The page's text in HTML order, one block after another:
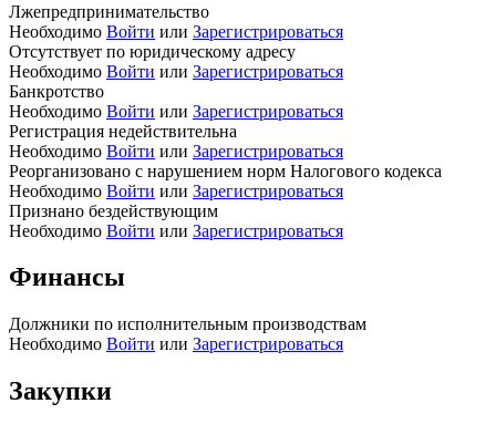
Лжепредпринимательство
Необходимо Войти или Зарегистрироваться
Отсутствует по юридическому адресу
Необходимо Войти или Зарегистрироваться
Банкротство
Необходимо Войти или Зарегистрироваться
Регистрация недействительна
Необходимо Войти или Зарегистрироваться
Реорганизовано с нарушением норм Налогового кодекса
Необходимо Войти или Зарегистрироваться
Признано бездействующим
Необходимо Войти или Зарегистрироваться
Финансы
Должники по исполнительным производствам
Необходимо Войти или Зарегистрироваться
Закупки